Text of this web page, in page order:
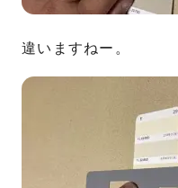
違いますねー。